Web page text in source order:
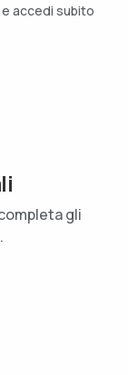
accedi subito
gli